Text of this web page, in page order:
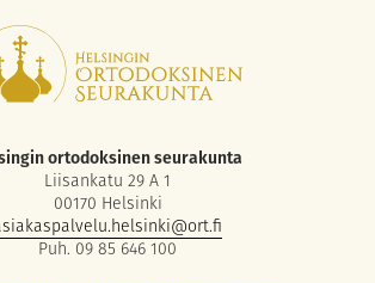
ortodoksinen seurakunta
Liisankatu 29 A 1
00170 Helsinki
Puh. 09 85 646 100